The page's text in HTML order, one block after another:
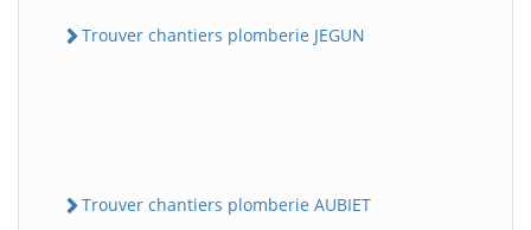
Trouver chantiers plomberie JEGUN
Trouver chantiers plomberie AUBIET